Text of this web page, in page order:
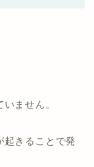
ません。
起きることで発